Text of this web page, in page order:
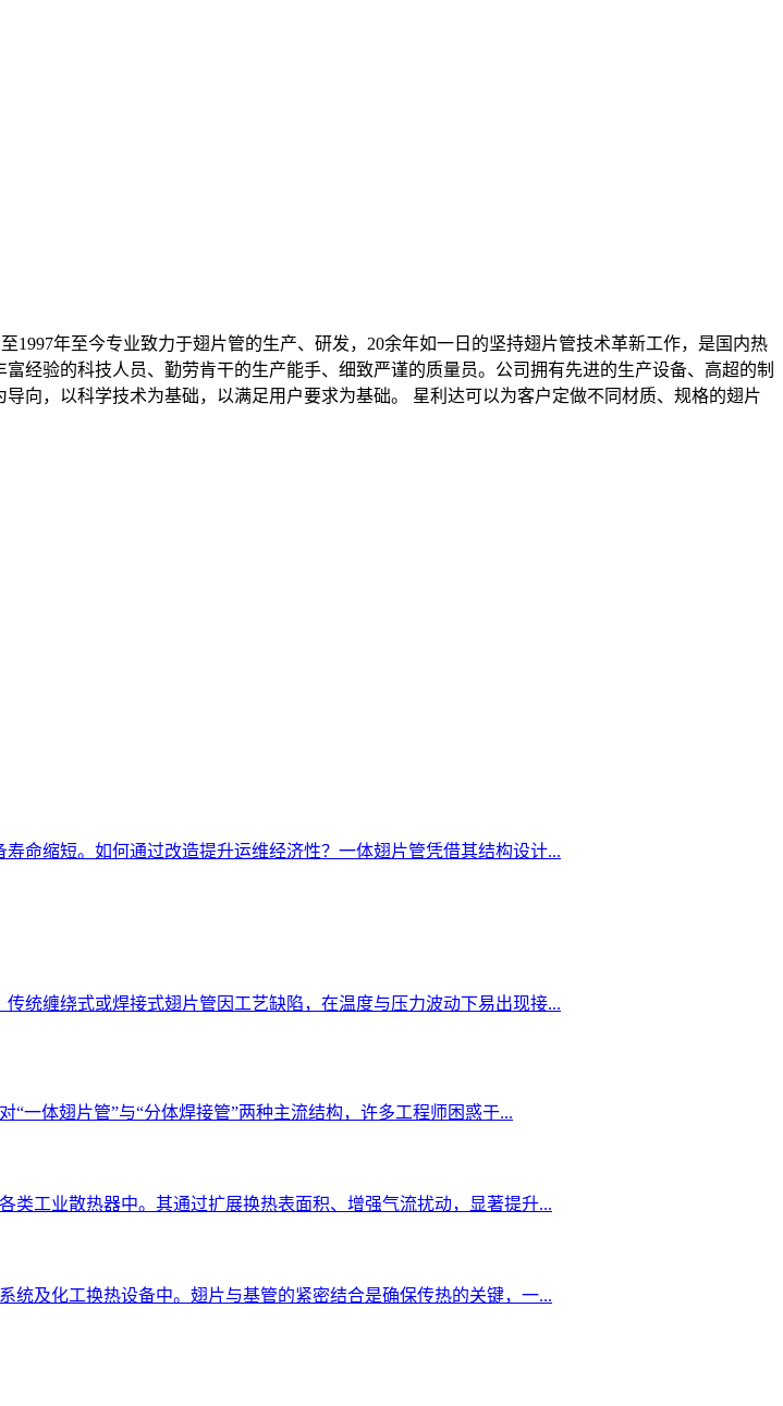
年至今专业致力于翅片管的生产、研发，20余年如一日的坚持翅片管技术革新工作，是国内热
经验的科技人员、勤劳肯干的生产能手、细致严谨的质量员。公司拥有先进的生产设备、高超的制
向，以科学技术为基础，以满足用户要求为基础。 星利达可以为客户定做不同材质、规格的翅片
命缩短。如何通过改造提升运维经济性？一体翅片管凭借其结构设计...
统缠绕式或焊接式翅片管因工艺缺陷，在温度与压力波动下易出现接...
一体翅片管”与“分体焊接管”两种主流结构，许多工程师困惑于...
工业散热器中。其通过扩展换热表面积、增强气流扰动，显著提升...
及化工换热设备中。翅片与基管的紧密结合是确保传热的关键，一...